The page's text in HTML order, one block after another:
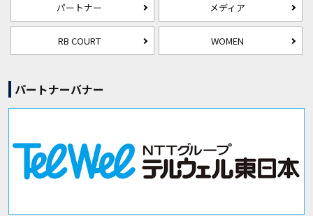
パートナー メディア
RB COURT WOMEN
パートナーバナー